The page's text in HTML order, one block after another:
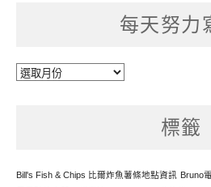
每天努力
每
標籤
Bill's Fish & Chips 比爾炸魚薯條地點資訊 Bruno